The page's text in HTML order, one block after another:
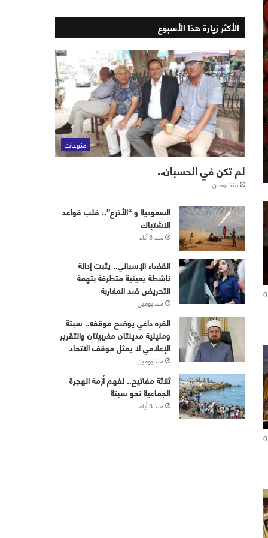
0
0
الأكثر زيارة هذا الأسبوع
منوعات
لم تكن في الحسبان..
منذ يومين
‏⁧‫السعودية‬⁩ و “الأذرع”.. قلب قواعد
الاشتباك
منذ 3 أيام
القضاء الإسباني.. يثبت إدانة
ناشطة يمينية متطرفة بتهمة
التحريض ضد المغاربة
منذ يومين
القره داغي يوضح موقفه.. سبتة
ومليلية مدينتان مغربيتان والتقرير
الإعلامي لا يمثل موقف الاتحاد
منذ يومين
ثلاثة مفاتيح.. لفهم أزمة الهجرة
الجماعية نحو سبتة
منذ 3 أيام